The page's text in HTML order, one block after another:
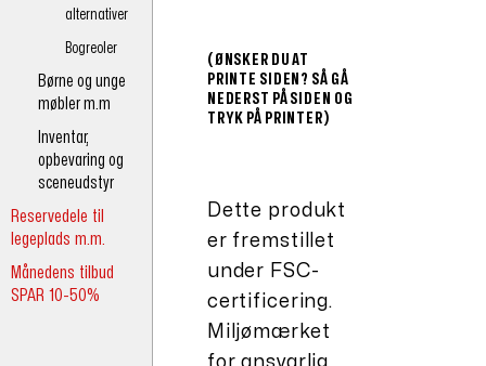
alternativer
Bogreoler
Børne og unge
møbler m.m
Inventar,
opbevaring og
sceneudstyr
Reservedele til
legeplads m.m.
Månedens tilbud
SPAR 10-50%
(ØNSKER DU AT
PRINTE SIDEN? SÅ GÅ
NEDERST PÅ SIDEN OG
TRYK PÅ PRINTER)
Dette produkt
er fremstillet
under FSC-
certificering.
Miljømærket